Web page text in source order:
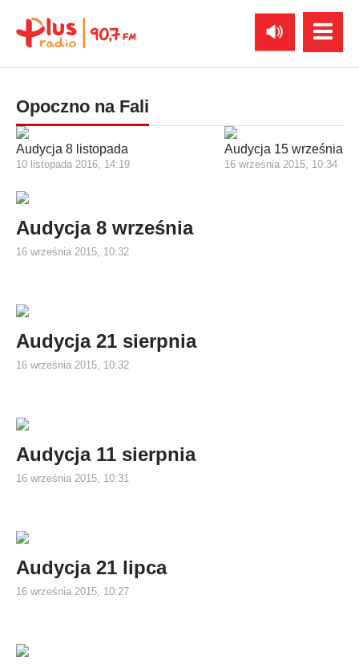
Opoczno na Fali
Audycja 8 listopada
10 listopada 2016, 14:19
Audycja 15 września
16 września 2015, 10:34
Audycja 8 września
16 września 2015, 10:32
Audycja 21 sierpnia
16 września 2015, 10:32
Audycja 11 sierpnia
16 września 2015, 10:31
Audycja 21 lipca
16 września 2015, 10:27